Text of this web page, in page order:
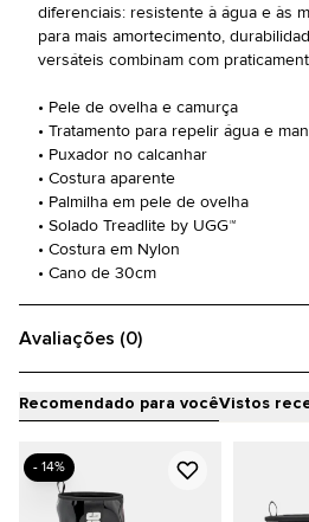
diferenciais: resistente à água e às
para mais amortecimento,
versáteis combinam com
• Pele de ovelha e camurça
• Tratamento para repelir água e
• Puxador no calcanhar
• Costura aparente
• Palmilha em pele de ovelha
• Solado Treadlite by UGG™
• Costura em Nylon
• Cano de 30cm
Avaliações (0)
Recomendado para vocêVistos
- 14%